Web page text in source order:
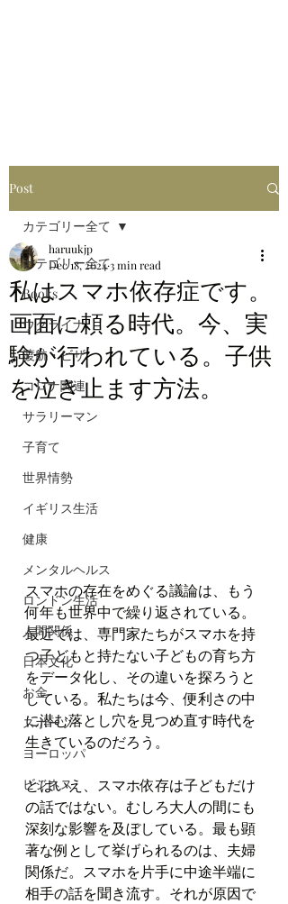
Post
カテゴリー全て
Books
ウクライナ
渡航・ビザ
コロナ関連
サラリーマン
子育て
世界情勢
イギリス生活
健康
メンタルヘルス
ロンドン生活
人間関係
日本文化
お金
スポーツ
ヨーロッパ
ビジネス
カテゴリー全て
私はスマホ依存症です。
画面に頼る時代。今、実
験が行われている。子供
を泣き止ます方法。
haruukjp
Dec 18, 20243 min read
スマホの存在をめぐる議論は、もう
何年も世界中で繰り返されている。
最近では、専門家たちがスマホを持
つ子どもと持たない子どもの育ち方
をデータ化し、その違いを探ろうと
している。私たちは今、便利さの中
に潜む落とし穴を見つめ直す時代を
生きているのだろう。
とはいえ、スマホ依存は子どもだけ
の話ではない。むしろ大人の間にも
深刻な影響を及ぼしている。最も顕
著な例として挙げられるのは、夫婦
関係だ。スマホを片手に中途半端に
相手の話を聞き流す。それが原因で